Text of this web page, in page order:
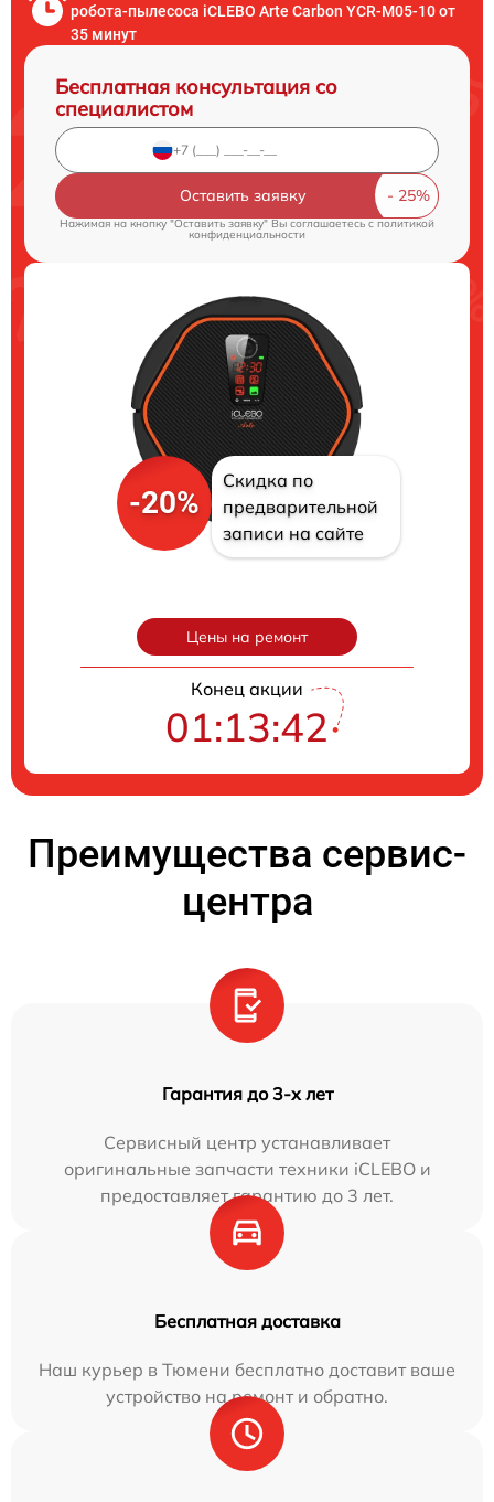
робота-пылесоса iCLEBO Arte Carbon YCR-M05-10 от
35 минут
Бесплатная консультация со
специалистом
Оставить заявку
Нажимая на кнопку "Оставить заявку" Вы соглашаетесь cполитикой
конфиденциальности
-20%
Скидка по
предварительной
записи на сайте
Цены на ремонт
Конец акции
01:13:41
Преимущества сервис-
центра
Гарантия до 3-х лет
Сервисный центр устанавливает
оригинальные запчасти техники iCLEBO и
предоставляет гарантию до 3 лет.
Бесплатная доставка
Наш курьер в Тюмени бесплатно доставит ваше
устройство на ремонт и обратно.